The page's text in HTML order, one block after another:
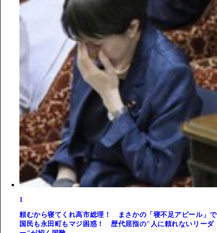
1
頼むから寝てくれ高市総理！ まさかの「寝不足アピール」で
国民も永田町もマジ困惑！ 歴代屈指の"人に頼れないリーダ